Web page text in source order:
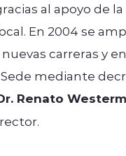
al apoyo de la
En 2004 se
carreras y
mediante
Renato